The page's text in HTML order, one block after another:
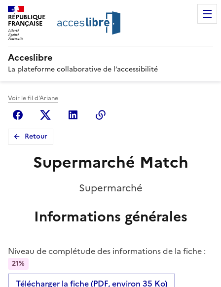
RÉPUBLIQUE
FRANÇAISE
Acceslibre
La plateforme collaborative de l’accessibilité
Voir le fil d'Ariane
FacebookX (anciennement Twitter)
Linkedin
Retour
Supermarché Match
Supermarché
Informations générales
Niveau de complétude des informations de la fiche :
21%
Télécharger la fiche (PDF, environ 35 Ko)